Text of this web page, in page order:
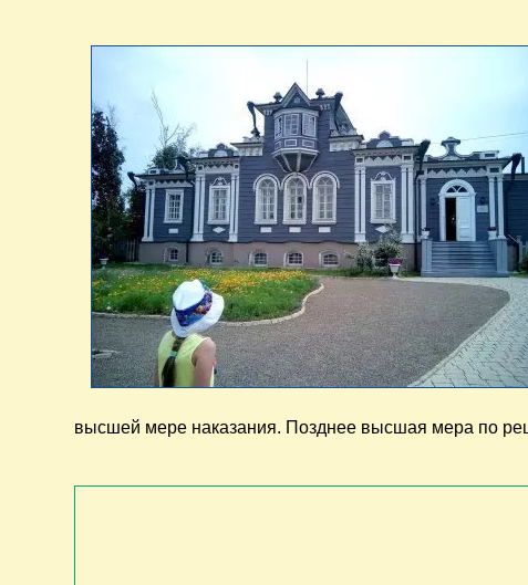
высшей мере наказания. Позднее высшая мера по